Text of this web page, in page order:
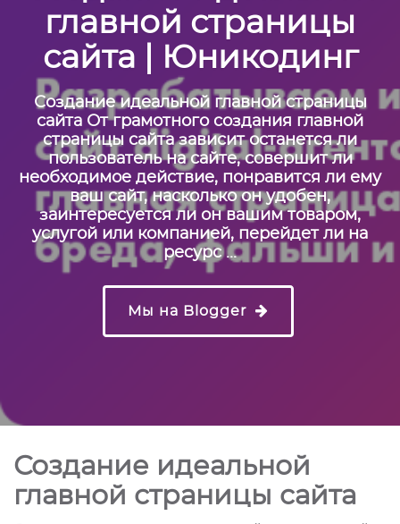
главной страницы
сайта | Юникодинг
Создание идеальной главной страницы
сайта От грамотного создания главной
страницы сайта зависит останется ли
пользователь на сайте, совершит ли
необходимое действие, понравится ли ему
ваш сайт, насколько он удобен,
заинтересуется ли он вашим товаром,
услугой или компанией, перейдет ли на
ресурс ...
Мы на Blogger
Создание идеальной
главной страницы сайта